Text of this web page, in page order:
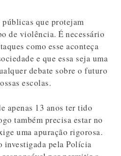
que protejam
de violência. É necessário
como esse aconteça
e que essa seja uma
debate sobre o futuro
escolas.
apenas 13 anos ter tido
também precisa estar no
uma apuração rigorosa.
investigada pela Polícia